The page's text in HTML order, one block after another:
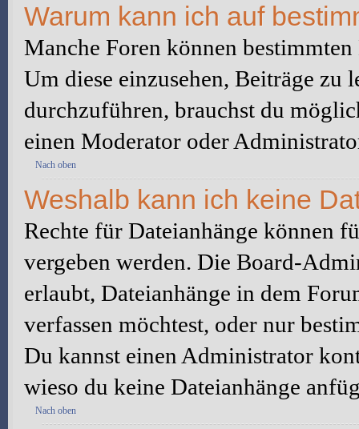
Warum kann ich auf
Manche Foren können
Um diese einzusehen, Beiträge zu
durchzuführen, brauchst du
einen Moderator oder
Nach oben
Weshalb kann ich keine
Rechte für Dateianhänge können
vergeben werden. Die Board-
erlaubt, Dateianhänge in dem
verfassen möchtest, oder nur
Du kannst einen Administrator
wieso du keine Dateianhänge
Nach oben